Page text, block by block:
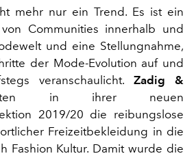
mehr nur ein Trend. Es ist ein
Communities innerhalb und
und eine Stellungnahme,
der Mode-Evolution auf und
veranschaulicht. Zadig &
in ihrer neuen
2019/20 die reibungslose
Freizeitbekleidung in die
Fashion Kultur. Damit wurde die